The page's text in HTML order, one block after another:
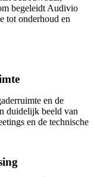
begeleidt Audivio
tot onderhoud en
en de
duidelijk beeld van
en de technische